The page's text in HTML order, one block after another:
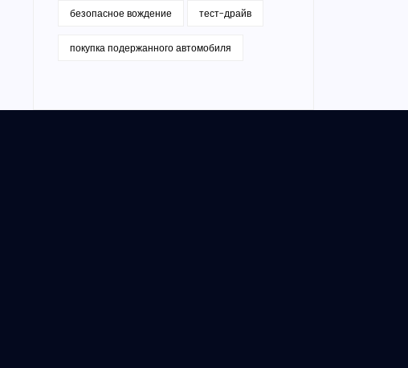
безопасное вождение тест-драйв
покупка подержанного автомобиля